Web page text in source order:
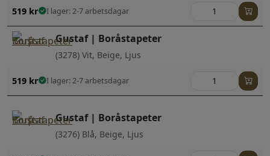
519 kr I lager: 2-7 arbetsdagar
Gustaf | Boråstapeter
(3278) Vit, Beige, Ljus
519 kr I lager: 2-7 arbetsdagar
Gustaf | Boråstapeter
(3276) Blå, Beige, Ljus